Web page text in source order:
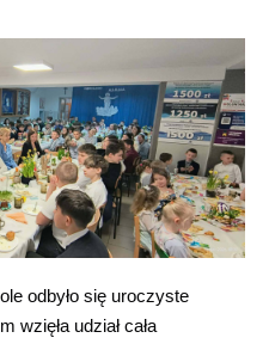
odbyło się uroczyste
wzięła udział cała